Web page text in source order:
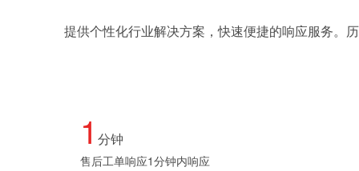
提供个性化行业解决方案，快速便捷的响应服务。
1 分钟
售后工单响应1分钟内响应